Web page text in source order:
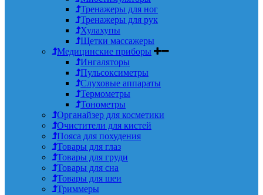
Тренажеры для ног
Тренажеры для рук
Хулахупы
Щетки массажеры
Медицинские приборы
Ингаляторы
Пульсоксиметры
Слуховые аппараты
Термометры
Тонометры
Органайзер для косметики
Очистители для кистей
Пояса для похудения
Товары для глаз
Товары для груди
Товары для сна
Товары для шеи
Триммеры